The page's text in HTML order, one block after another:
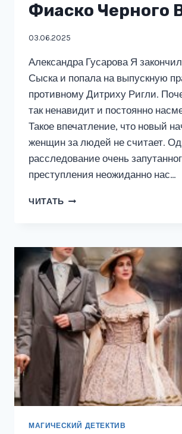
Фиаско Черного
03.06.2025
Александра Гусарова Я
Сыска и попала на выпускную
противному Дитриху Ригли.
так ненавидит и постоянно
Такое впечатление, что новый
женщин за людей не считает.
расследование очень
преступления неожиданно нас…
ЧИТАТЬ ФИАСКО
МАГИЧЕСКИЙ ДЕТЕКТИВ